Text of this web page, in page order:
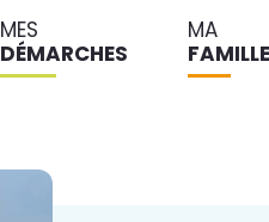
MES
DÉMARCHES
MA
FAMILLE